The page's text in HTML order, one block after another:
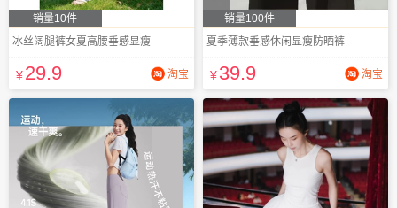
销量10件
冰丝阔腿裤女夏高腰垂感显瘦
¥29.9 淘宝
销量100件
夏季薄款垂感休闲显瘦防晒裤
¥39.9 淘宝